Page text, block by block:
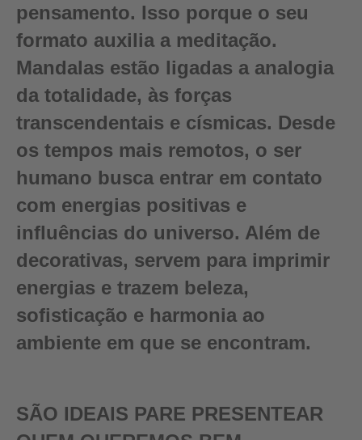
pensamento. Isso porque o seu
formato auxilia a meditação.
Mandalas estão ligadas a analogia
da totalidade, às forças
transcendentais e císmicas. Desde
os tempos mais remotos, o ser
humano busca entrar em contato
com energias positivas e
influências do universo. Além de
decorativas, servem para imprimir
energias e trazem beleza,
sofisticação e harmonia ao
ambiente em que se encontram.
SÃO IDEAIS PARE PRESENTEAR